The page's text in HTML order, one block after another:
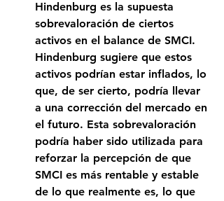
Hindenburg es la supuesta
sobrevaloración de ciertos
activos en el balance de SMCI.
Hindenburg sugiere que estos
activos podrían estar inflados, lo
que, de ser cierto, podría llevar
a una corrección del mercado en
el futuro. Esta sobrevaloración
podría haber sido utilizada para
reforzar la percepción de que
SMCI es más rentable y estable
de lo que realmente es, lo que